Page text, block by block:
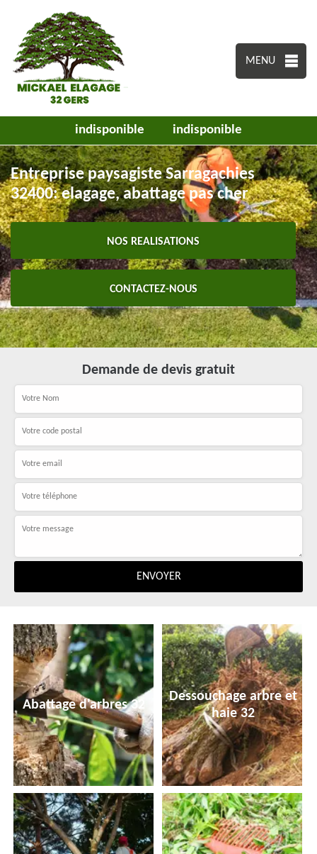
MENU
indisponible indisponible
Entreprise paysagiste Sarragachies
32400: elagage, abattage pas cher
NOS REALISATIONS
CONTACTEZ-NOUS
Demande de devis gratuit
Abattage d'arbres 32
Dessouchage arbre et
haie 32